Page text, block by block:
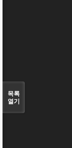
목록
열기